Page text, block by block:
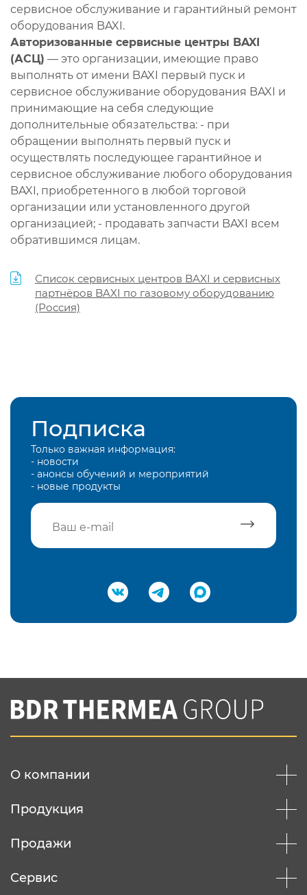
сервисное обслуживание и гарантийный ремонт
оборудования BAXI.
Авторизованные сервисные центры BAXI
(АСЦ) — это организации, имеющие право
выполнять от имени BAXI первый пуск и
сервисное обслуживание оборудования BAXI и
принимающие на себя следующие
дополнительные обязательства: - при
обращении выполнять первый пуск и
осуществлять последующее гарантийное и
сервисное обслуживание любого оборудования
BAXI, приобретенного в любой торговой
организации или установленного другой
организацией; - продавать запчасти BAXI всем
обратившимся лицам.
Список сервисных центров BAXI и сервисных
партнёров BAXI по газовому оборудованию
(Россия)
Подписка
Только важная информация:
- новости
- анонсы обучений и мероприятий
- новые продукты
Подтвердить e-mail
Вы соглашаетесь с нашей политикой
конфеденциальности
О компании
Продукция
Продажи
Сервис